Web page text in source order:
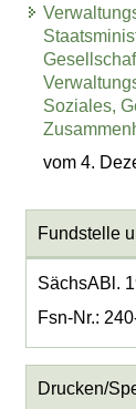
Soziales,
vom 4.
Fundstelle
SächsABl.
Fsn-Nr.:
Drucken/